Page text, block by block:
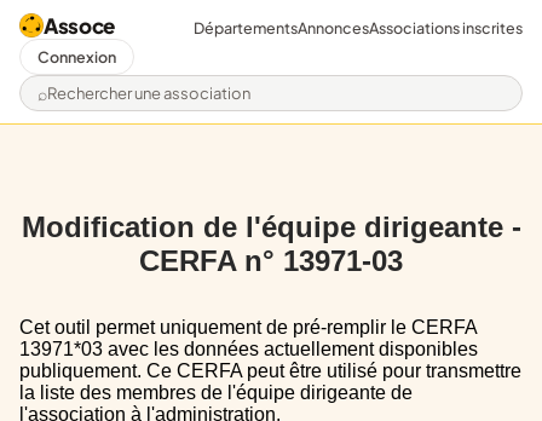
Assoce
Rechercher une association
DépartementsAnnoncesAssociations inscrites
Connexion
Modification de l'équipe dirigeante -
CERFA n° 13971-03
Cet outil permet uniquement de pré-remplir le CERFA
13971*03 avec les données actuellement disponibles
publiquement. Ce CERFA peut être utilisé pour transmettre
la liste des membres de l'équipe dirigeante de
l'association à l'administration.